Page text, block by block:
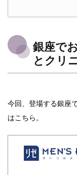
銀座で
とクリ
今回、登場する銀座
はこちら。